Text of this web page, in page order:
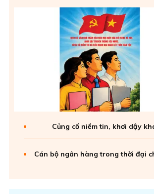
Củng cố niềm tin, khơi dậy
Cán bộ ngân hàng trong thời đại